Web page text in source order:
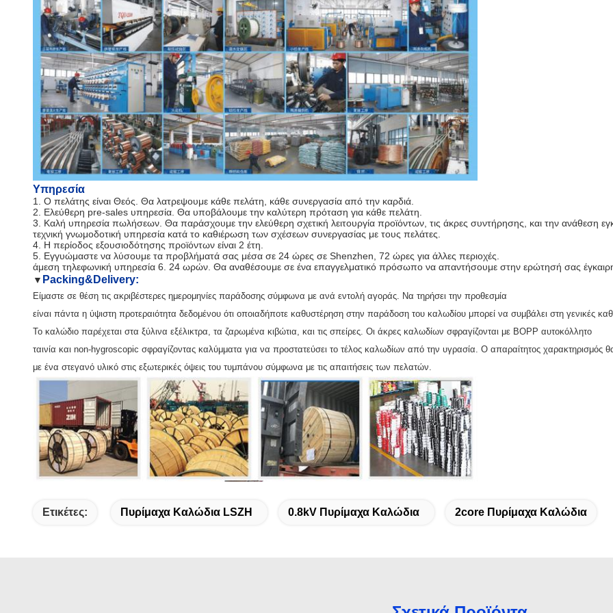
Υπηρεσία
1. Ο πελάτης είναι Θεός. Θα λατρεψουμε κάθε πελάτη, κάθε συνεργασία από την καρδιά.
2. Ελεύθερη pre-sales υπηρεσία. Θα υποβάλουμε την καλύτερη πρόταση για κάθε πελάτη.
3. Καλή υπηρεσία πωλήσεων. Θα παράσχουμε την ελεύθερη σχετική λειτουργία προϊόντων, τις άκρες συντήρησης, και την ανάθεση
τεχνική γνωμοδοτική υπηρεσία κατά το καθιέρωση των σχέσεων συνεργασίας με τους πελάτες.
4. Η περίοδος εξουσιοδότησης προϊόντων είναι 2 έτη.
5. Εγγυώμαστε να λύσουμε τα προβλήματά σας μέσα σε 24 ώρες σε Shenzhen, 72 ώρες για άλλες περιοχές.
άμεση τηλεφωνική υπηρεσία 6. 24 ωρών. Θα αναθέσουμε σε ένα επαγγελματικό πρόσωπο να απαντήσουμε στην ερώτησή σας
▼ Packing&Delivery:
Είμαστε σε θέση τις ακριβέστερες ημερομηνίες παράδοσης σύμφωνα με ανά εντολή αγοράς. Να τηρήσει την προθεσμία
είναι πάντα η ύψιστη προτεραιότητα δεδομένου ότι οποιαδήποτε καθυστέρηση στην παράδοση του καλωδίου μπορεί να συμβάλει στη γενικές
Το καλώδιο παρέχεται στα ξύλινα εξέλικτρα, τα ζαρωμένα κιβώτια, και τις σπείρες. Οι άκρες καλωδίων σφραγίζονται με BOPP αυτοκόλλητο
ταινία και non-hygroscopic σφραγίζοντας καλύμματα για να προστατεύσει το τέλος καλωδίων από την υγρασία. Ο απαραίτητος χαρακτηρισμός
με ένα στεγανό υλικό στις εξωτερικές όψεις του τυμπάνου σύμφωνα με τις απαιτήσεις των πελατών.
Ετικέτες: Πυρίμαχα Καλώδια LSZH 0.8kV Πυρίμαχα Καλώδια 2core Πυρίμαχα Καλώδια